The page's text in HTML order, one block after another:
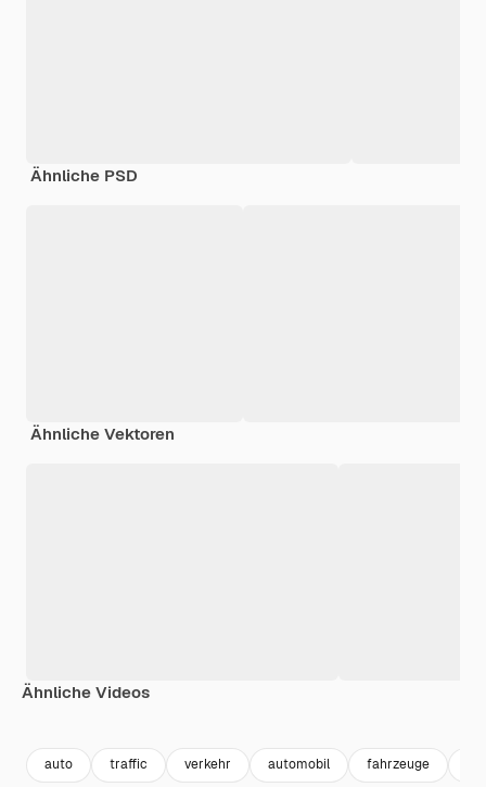
Ähnliche PSD
Ähnliche Vektoren
Ähnliche Videos
auto traffic verkehr automobil fahrzeuge